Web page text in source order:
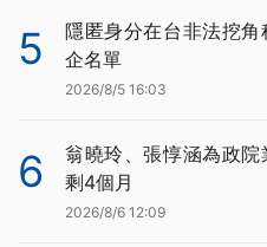
5
隱匿身分在台非法挖
企名單
2026/8/5 16:03
6
翁曉玲、張惇涵為政
剩4個月
2026/8/6 12:09